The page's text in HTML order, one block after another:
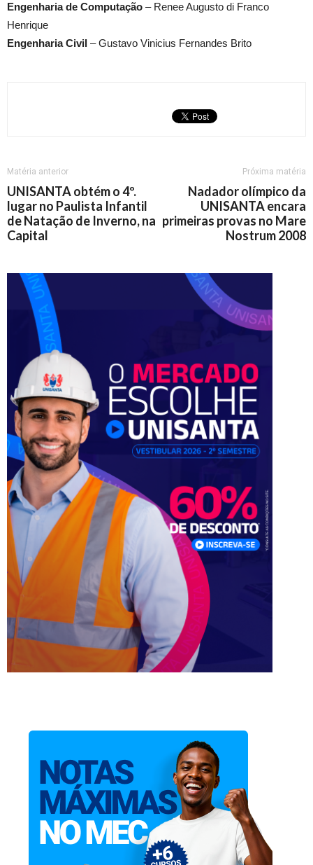
Engenharia de Computação – Renee Augusto di Franco
Henrique
Engenharia Civil – Gustavo Vinicius Fernandes Brito
Matéria anterior
UNISANTA obtém o 4º.
lugar no Paulista Infantil
de Natação de Inverno, na
Capital
Próxima matéria
Nadador olímpico da
UNISANTA encara
primeiras provas no Mare
Nostrum 2008